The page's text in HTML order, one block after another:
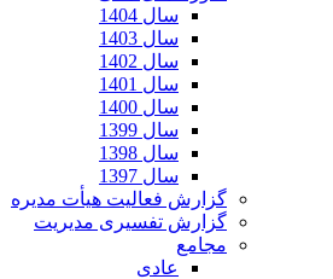
سال 1404
سال 1403
سال 1402
سال 1401
سال 1400
سال 1399
سال 1398
سال 1397
گزارش فعالیت هیأت مدیره
گزارش تفسیری مدیریت
مجامع
عادی